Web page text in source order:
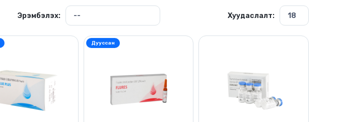
Эрэмбэлэх: Хуудаслалт:
Дууссан